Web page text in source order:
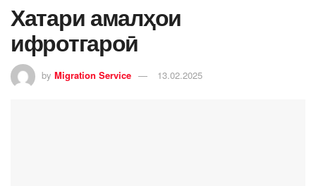
Хатари амалҳои
ифротгароӣ
by Migration Service 13.02.2025